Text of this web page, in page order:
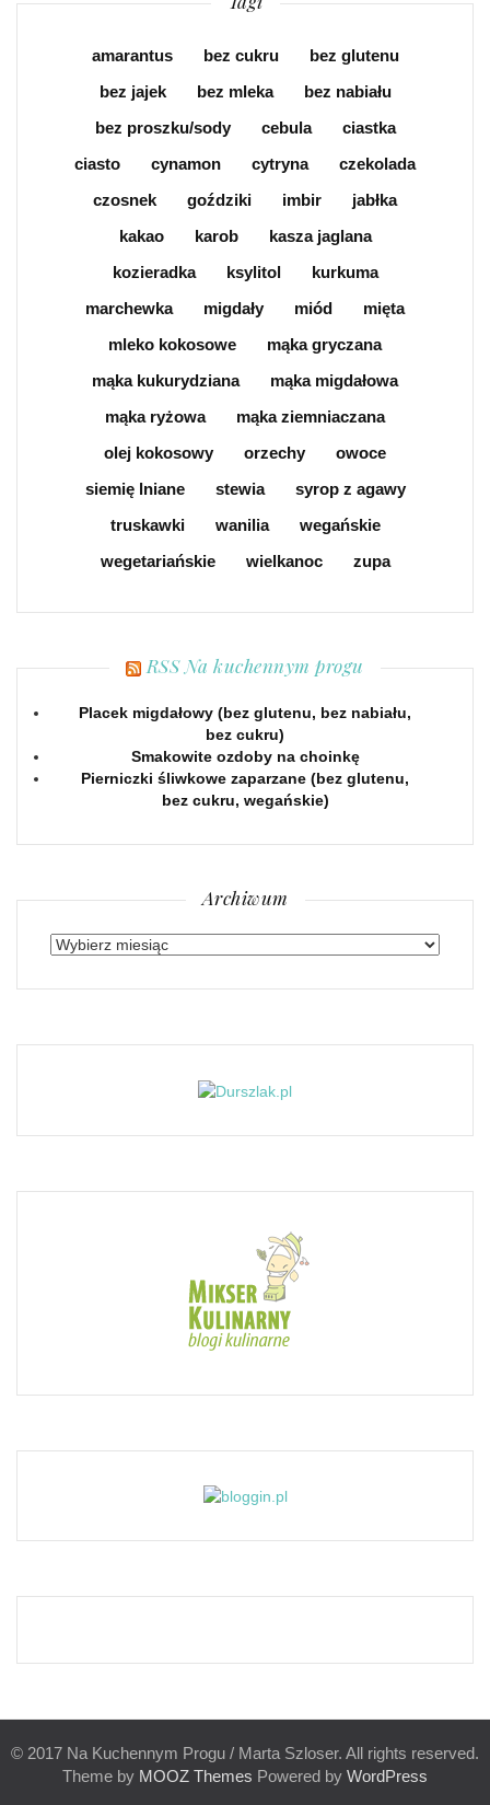
amarantus bez cukru
bez glutenu
bez jajek
bez mleka
bez nabiału
bez proszku/sody
cebula
ciastka
ciasto
cynamon cytryna
czekolada
czosnek
goździki imbir
jabłka
kakao
karob
kasza jaglana
kozieradka
ksylitol
kurkuma
marchewka
migdały miód
mięta
mleko kokosowe
mąka gryczana
mąka kukurydziana
mąka migdałowa
mąka ryżowa
mąka ziemniaczana
olej kokosowy
orzechy
owoce
siemię lniane
stewia
syrop z agawy
truskawki
wanilia
wegańskie
wegetariańskie
wielkanoc zupa
RSS Na kuchennym progu
Placek migdałowy (bez glutenu, bez nabiału,
bez cukru)
Smakowite ozdoby na choinkę
Pierniczki śliwkowe zaparzane (bez glutenu,
bez cukru, wegańskie)
Archiwum
Archiwum
© 2017 Na Kuchennym Progu / Marta Szloser. All rights reserved.
Theme by MOOZ Themes Powered by WordPress